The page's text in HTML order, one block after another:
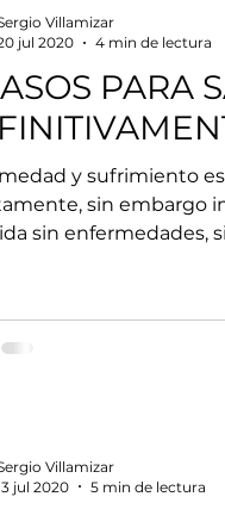
PARA
y sufrimiento
sin embargo
sin enfermedades,
Villamizar
jul 2020
4 min de lectura
Villamizar
jul 2020
5 min de lectura